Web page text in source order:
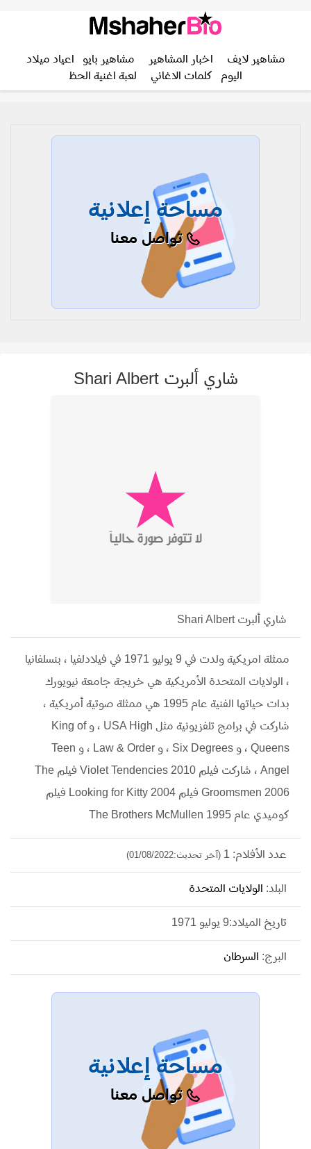
مشاهير لايف اخبار المشاهير مشاهير بايو
اعياد ميلاد
اليوم
كلمات الاغاني لعبة اغنية الحظ
مساحة إعلانية
تواصل معنا
شاري ألبرت Shari Albert
شاري ألبرت Shari Albert
ممثلة امريكية ولدت في 9 يوليو 1971 في فيلادلفيا ، بنسلفانيا
، الولايات المتحدة الأمريكية هي خريجة جامعة نيويورك
بدات حياتها الفنية عام 1995 هي ممثلة صوتية أمريكية ،
شاركت في برامج تلفزيونية مثل USA High ، و King of
Queens ، و Six Degrees ، و Law & Order ، و Teen
Angel ، شاركت فيلم 2010 Violet Tendencies فيلم The
Groomsmen 2006 فيلم 2004 Looking for Kitty فيلم
كوميدي عام 1995 The Brothers McMullen
عدد الأفلام: 1 (آخر تحديث:01/08/2022)
البلد: الولايات المتحدة
تاريخ الميلاد:9 يوليو 1971
البرج: السرطان
مساحة إعلانية
تواصل معنا